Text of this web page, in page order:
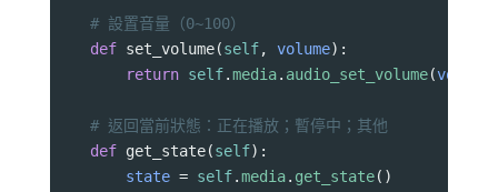
# 設置音量（0~100）
def set_volume(self, volume):
return self.media. audio_set_volume(volume
# 返回當前狀態：正在播放；暫停中；其他
def get_state(self):
state = self.media. get_state()